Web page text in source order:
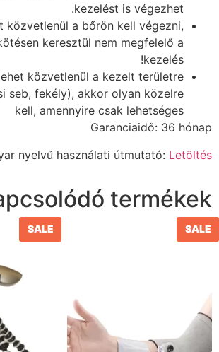
kezelést is végezhet.
közvetlenül a bőrön kell végezni,
keresztül nem megfelelő a
kezelés!
közvetlenül a kezelt területre
seb, fekély), akkor olyan közelre
kell, amennyire csak lehetséges
Garanciaidő: 36 hónap
nyelvű használati útmutató: Letöltés
termékek
SALE
SALE